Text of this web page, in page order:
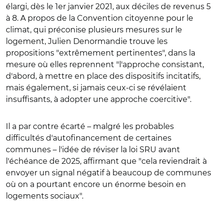
élargi, dès le 1er janvier 2021, aux déciles de revenus 5
à 8. A propos de la Convention citoyenne pour le
climat, qui préconise plusieurs mesures sur le
logement, Julien Denormandie trouve les
propositions "extrêmement pertinentes", dans la
mesure où elles reprennent "l'approche consistant,
d'abord, à mettre en place des dispositifs incitatifs,
mais également, si jamais ceux-ci se révélaient
insuffisants, à adopter une approche coercitive".
Il a par contre écarté – malgré les probables
difficultés d'autofinancement de certaines
communes – l'idée de réviser la loi SRU avant
l'échéance de 2025, affirmant que "cela reviendrait à
envoyer un signal négatif à beaucoup de communes
où on a pourtant encore un énorme besoin en
logements sociaux".